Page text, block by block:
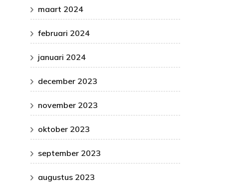
maart 2024
februari 2024
januari 2024
december 2023
november 2023
oktober 2023
september 2023
augustus 2023